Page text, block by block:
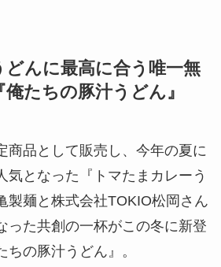
どんに最高に合う唯一無
たちの豚汁うどん』
商品として販売し、今年の夏に
気となった『トマたまカレーう
製麺と株式会社TOKIO松岡さん
った共創の一杯がこの冬に新登
の豚汁うどん』。